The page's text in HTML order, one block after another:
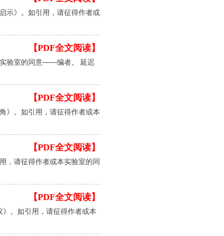
示》。如引用，请征得作者或
【PDF全文阅读】
实验室的同意——编者。 延迟
【PDF全文阅读】
》。如引用，请征得作者或本
【PDF全文阅读】
，请征得作者或本实验室的同
【PDF全文阅读】
》。如引用，请征得作者或本